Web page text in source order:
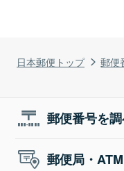
日本郵便トップ 郵便
郵便番号を
郵便局・